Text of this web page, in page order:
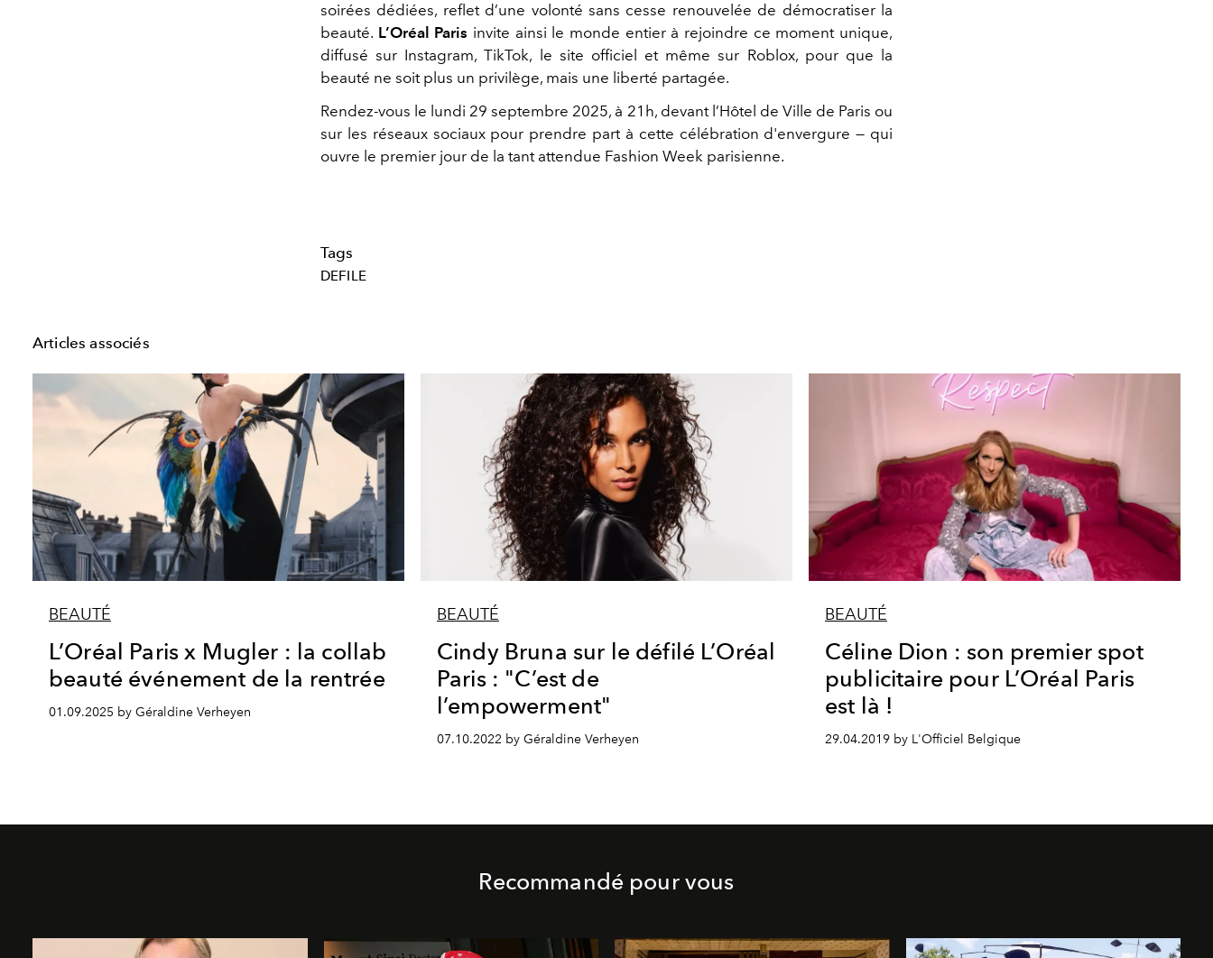
soirées dédiées, reflet d’une volonté sans cesse renouvelée de démocratiser la
beauté. L’Oréal Paris invite ainsi le monde entier à rejoindre ce moment unique,
diffusé sur Instagram, TikTok, le site officiel et même sur Roblox, pour que la
beauté ne soit plus un privilège, mais une liberté partagée.
Rendez-vous le lundi 29 septembre 2025, à 21h, devant l’Hôtel de Ville de Paris ou
sur les réseaux sociaux pour prendre part à cette célébration d'envergure — qui
ouvre le premier jour de la tant attendue Fashion Week parisienne.
Tags
DEFILE
Articles associés
BEAUTÉ
L’Oréal Paris x Mugler : la collab
beauté événement de la rentrée
01.09.2025 by Géraldine Verheyen
BEAUTÉ
Cindy Bruna sur le défilé L’Oréal
Paris : "C’est de
l’empowerment"
07.10.2022 by Géraldine Verheyen
BEAUTÉ
Céline Dion : son premier spot
publicitaire pour L’Oréal Paris
est là !
29.04.2019 by L'Officiel Belgique
Recommandé pour vous